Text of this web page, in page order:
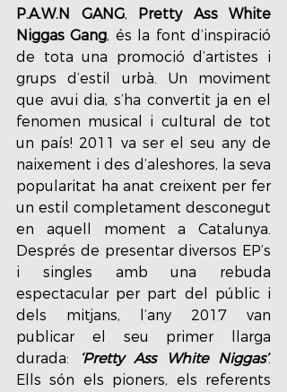
P.A.W.N GANG,
Pretty Ass White
Niggas Gang, és la font d’inspiració
de tota una promoció d’artistes i
grups d’estil urbà. Un moviment
que avui dia, s’ha convertit ja en el
fenomen musical i cultural de tot
un país! 2011 va ser el seu any de
naixement i des d’aleshores, la seva
popularitat ha anat creixent per fer
un estil completament desconegut
en aquell moment a Catalunya.
Després de presentar diversos EP’s
i singles amb una rebuda
espectacular per part del públic i
dels mitjans, l’any 2017 van
publicar el seu primer llarga
durada:
‘Pretty Ass White Niggas’.
Ells són els pioners, els referents